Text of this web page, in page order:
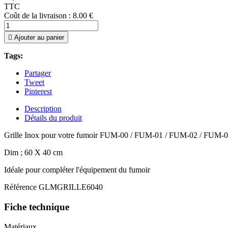
TTC
Coût de la livraison : 8.00 €
 Ajouter au panier
Tags:
Partager
Tweet
Pinterest
Description
Détails du produit
Grille Inox pour votre fumoir FUM-00 / FUM-01 / FUM-02 / FUM-
Dim ; 60 X 40 cm
Idéale pour compléter l'équipement du fumoir
Référence GLMGRILLE6040
Fiche technique